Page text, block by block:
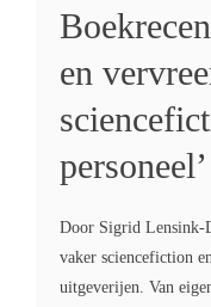
en
Door Sigrid Lensink-
vaker sciencefiction
uitgeverijen. Van